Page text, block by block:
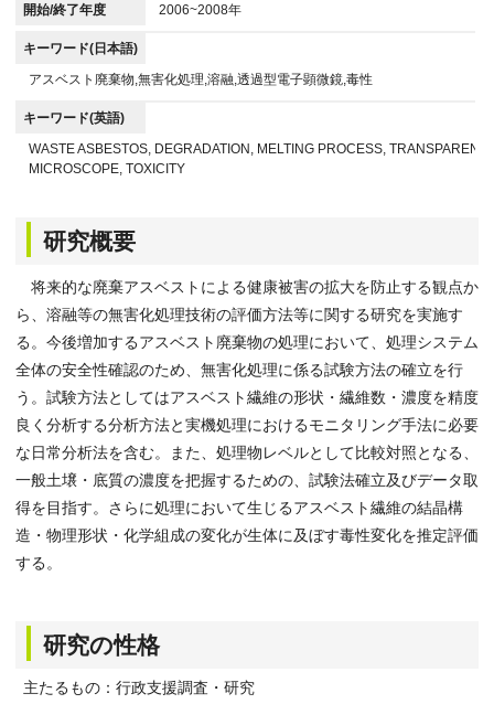
開始/終了年度 2006~2008年
キーワード(日本語)
アスベスト廃棄物,無害化処理,溶融,透過型電子顕微鏡,毒性
キーワード(英語)
WASTE ASBESTOS, DEGRADATION, MELTING PROCESS, TRANSPARENT
MICROSCOPE, TOXICITY
研究概要
将来的な廃棄アスベストによる健康被害の拡大を防止する観点か
ら、溶融等の無害化処理技術の評価方法等に関する研究を実施す
る。今後増加するアスベスト廃棄物の処理において、処理システム
全体の安全性確認のため、無害化処理に係る試験方法の確立を行
う。試験方法としてはアスベスト繊維の形状・繊維数・濃度を精度
良く分析する分析方法と実機処理におけるモニタリング手法に必要
な日常分析法を含む。また、処理物レベルとして比較対照となる、
一般土壌・底質の濃度を把握するための、試験法確立及びデータ取
得を目指す。さらに処理において生じるアスベスト繊維の結晶構
造・物理形状・化学組成の変化が生体に及ぼす毒性変化を推定評価
する。
研究の性格
主たるもの：行政支援調査・研究